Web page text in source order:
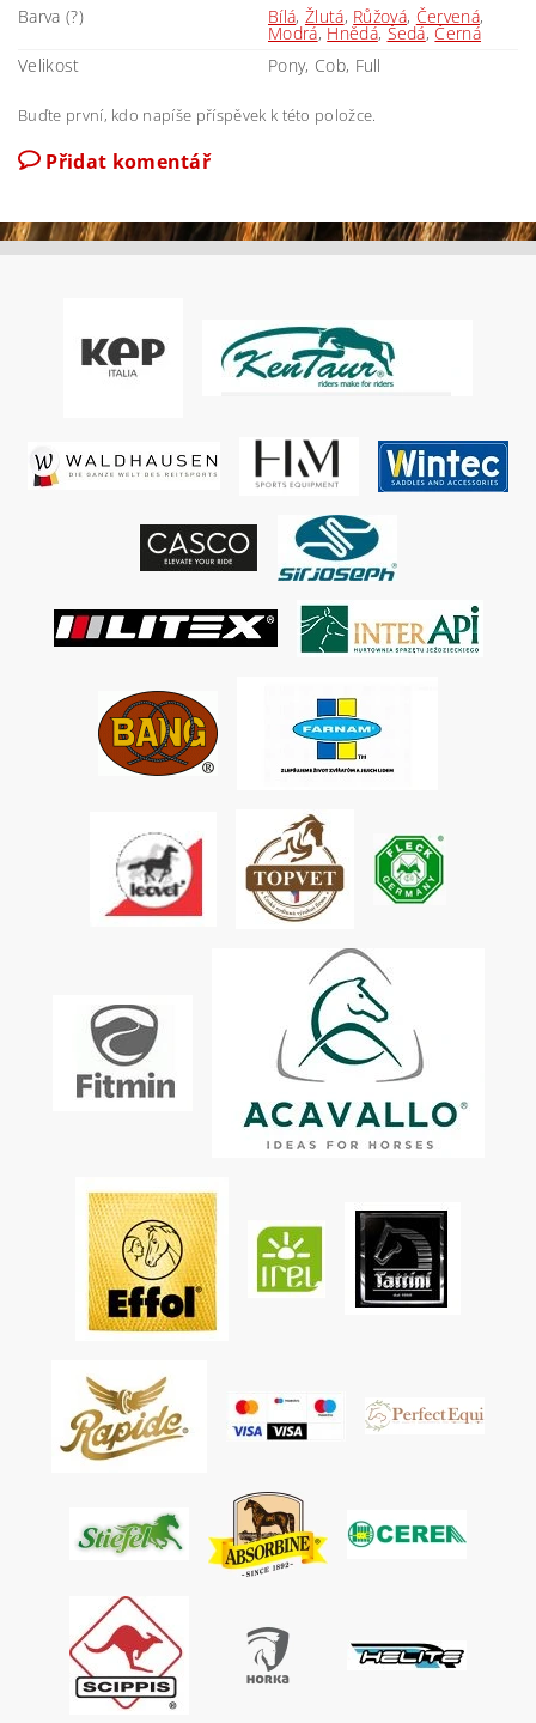
Barva (?) Bílá, Žlutá, Růžová, Červená,
Modrá,Hnědá,Šedá,Černá
Velikost
Pony, Cob, Full
Buďte první, kdo napíše příspěvek k této položce.
Přidat komentář